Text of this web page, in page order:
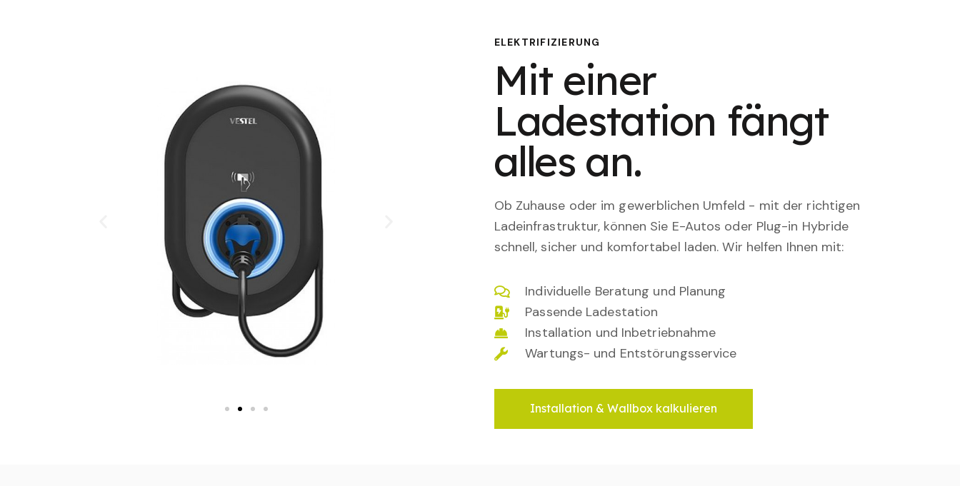
ELEKTRIFIZIERUNG
Mit einer
Ladestation fängt
alles an.
Ob Zuhause oder im gewerblichen Umfeld - mit der richtigen
Ladeinfrastruktur, können Sie E-Autos oder Plug-in Hybride
schnell, sicher und komfortabel laden. Wir helfen Ihnen mit:
Individuelle Beratung und Planung
Passende Ladestation
Installation und Inbetriebnahme
Wartungs- und Entstörungsservice
Installation & Wallbox kalkulieren